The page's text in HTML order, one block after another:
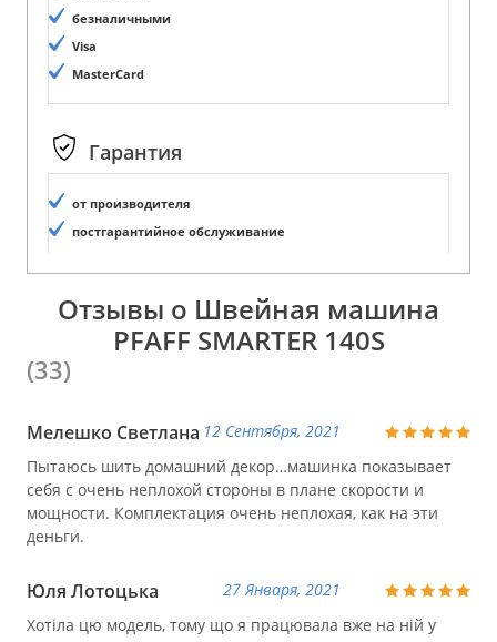
безналичными
Visa
MasterCard
Гарантия
от производителя
постгарантийное обслуживание
Отзывы о Швейная машина
PFAFF SMARTER 140S
(33)
Мелешко Светлана 12 Сентября, 2021
Пытаюсь шить домашний декор…машинка показывает
себя с очень неплохой стороны в плане скорости и
мощности. Комплектация очень неплохая, как на эти
деньги.
Юля Лотоцька
27 Января, 2021
Хотіла цю модель, тому що я працювала вже на ній у